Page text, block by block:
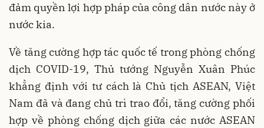
đảm quyền lợi hợp pháp của công dân nước này ở
nước kia.
Về tăng cường hợp tác quốc tế trong phòng chống
dịch COVID-19, Thủ tướng Nguyễn Xuân Phúc
khẳng định với tư cách là Chủ tịch ASEAN, Việt
Nam đã và đang chủ trì trao đổi, tăng cường phối
hợp về phòng chống dịch giữa các nước ASEAN